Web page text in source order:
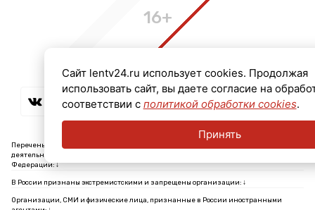
16+
Перечень иностранных и международных неправительственных организаций,
деятельность которых признана нежелательной на территории Российской
Федерации: ↓
В России признаны экстремистскими и запрещены организации: ↓
Организации, СМИ и физические лица, признанные в России иностранными
Сайт lentv24.ru использует cookies. Продолжая
использовать сайт, вы даете согласие на
соответствии с политикой обработки cookies.
Принять